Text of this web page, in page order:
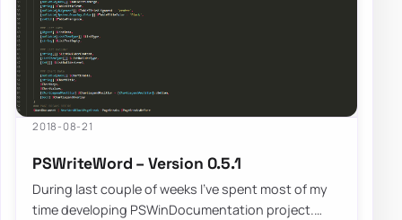
2018-08-21
PSWriteWord – Version 0.5.1
During last couple of weeks I’ve spent most of my
time developing PSWinDocumentation project.